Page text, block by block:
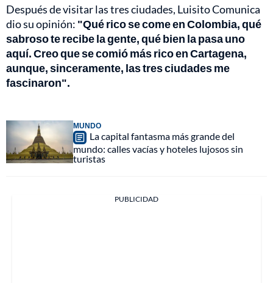
Después de visitar las tres ciudades, Luisito Comunica
dio su opinión: "Qué rico se come en Colombia, qué
sabroso te recibe la gente, qué bien la pasa uno
aquí. Creo que se comió más rico en Cartagena,
aunque, sinceramente, las tres ciudades me
fascinaron".
MUNDO
La capital fantasma más grande del
mundo: calles vacías y hoteles lujosos sin
turistas
PUBLICIDAD